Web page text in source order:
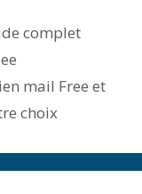
complet
mail Free et
choix